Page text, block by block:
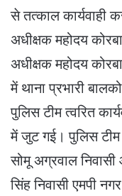
से तत्काल कार्यवाही
अधीक्षक महोदय
अधीक्षक महोदय
में थाना प्रभारी
पुलिस टीम त्वरित
में जुट गई। पुलिस टीम
सोमू अग्रवाल
सिंह निवासी एमपी